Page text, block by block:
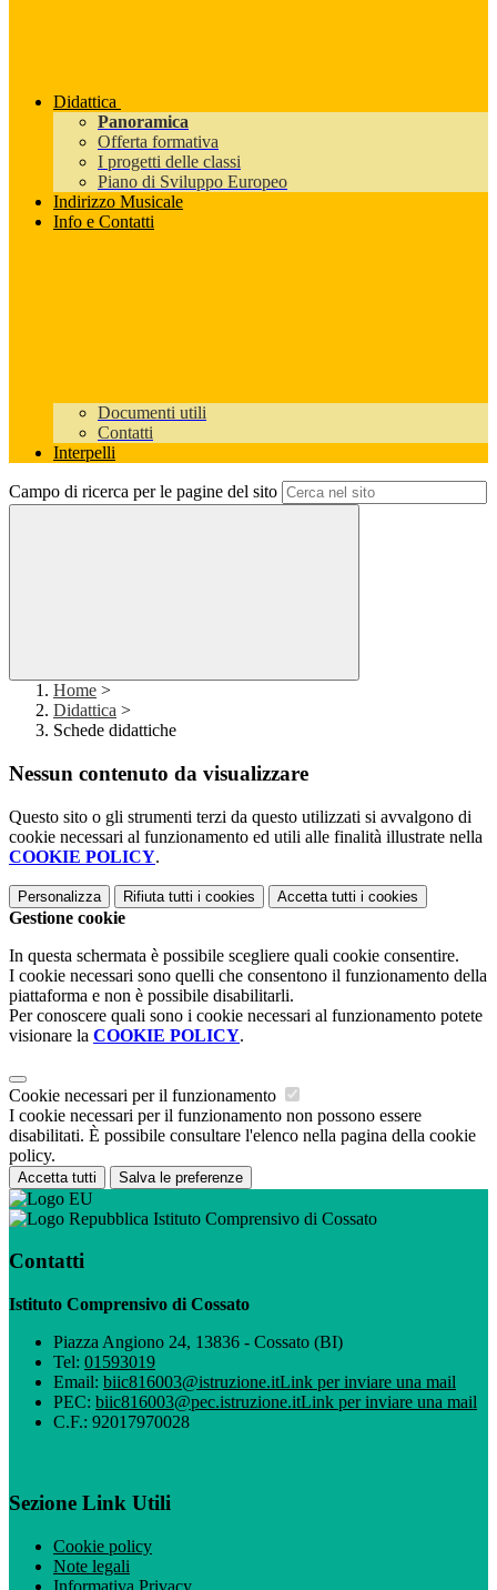
Didattica
Panoramica
Offerta formativa
I progetti delle classi
Piano di Sviluppo Europeo
Indirizzo Musicale
Info e Contatti
Documenti utili
Contatti
Interpelli
Campo di ricerca per le pagine del sito
Home >
Didattica >
Schede didattiche
Nessun contenuto da visualizzare
Questo sito o gli strumenti terzi da questo utilizzati si avvalgono di
cookie necessari al funzionamento ed utili alle finalità illustrate nella
COOKIE POLICY.
Personalizza Rifiuta tutti i cookies Accetta tutti i cookies
Gestione cookie
In questa schermata è possibile scegliere quali cookie consentire.
I cookie necessari sono quelli che consentono il funzionamento della
piattaforma e non è possibile disabilitarli.
Per conoscere quali sono i cookie necessari al funzionamento potete
visionare la COOKIE POLICY.
Cookie necessari per il funzionamento
I cookie necessari per il funzionamento non possono essere
disabilitati. È possibile consultare l'elenco nella pagina della cookie
policy.
Accetta tutti Salva le preferenze
Istituto Comprensivo di Cossato
Contatti
Istituto Comprensivo di Cossato
Piazza Angiono 24, 13836 - Cossato (BI)
Tel: 01593019
Email: biic816003@istruzione.itLink per inviare una mail
PEC: biic816003@pec.istruzione.itLink per inviare una mail
C.F.: 92017970028
Sezione Link Utili
Cookie policy
Note legali
Informativa Privacy